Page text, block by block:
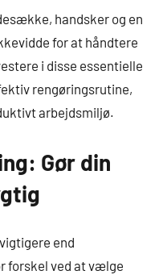
handsker og en
for at håndtere
i disse essentielle
rengøringsrutine,
arbejdsmiljø.
Gør din
end
forskel ved at vælge